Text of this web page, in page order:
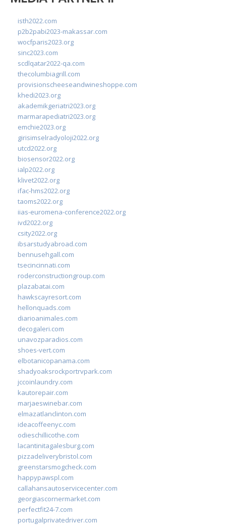
isth2022.com
p2b2pabi2023-makassar.com
wocfparis2023.org
sinc2023.com
scdlqatar2022-qa.com
thecolumbiagrill.com
provisionscheeseandwineshoppe.com
khedi2023.org
akademikgeriatri2023.org
marmarapediatri2023.org
emchie2023.org
girisimselradyoloji2022.org
utcd2022.org
biosensor2022.org
ialp2022.org
klivet2022.org
ifac-hms2022.org
taoms2022.org
iias-euromena-conference2022.org
ivd2022.org
csity2022.org
ibsarstudyabroad.com
bennusehgall.com
tsecincinnati.com
roderconstructiongroup.com
plazabatai.com
hawkscayresort.com
hellonquads.com
diarioanimales.com
decogaleri.com
unavozparadios.com
shoes-vert.com
elbotanicopanama.com
shadyoaksrockportrvpark.com
jccoinlaundry.com
kautorepair.com
marjaeswinebar.com
elmazatlanclinton.com
ideacoffeenyc.com
odieschillicothe.com
lacantinitagalesburg.com
pizzadeliverybristol.com
greenstarsmogcheck.com
happypawspl.com
callahansautoservicecenter.com
georgiascornermarket.com
perfectfit24-7.com
portugalprivatedriver.com